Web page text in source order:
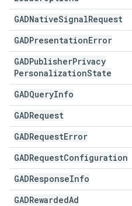
GADNativeSignalRequest
GADPresentationError
GADPublisherPrivacy
PersonalizationState
GADQueryInfo
GADRequest
GADRequestError
GADRequestConfiguration
GADResponseInfo
GADRewardedAd